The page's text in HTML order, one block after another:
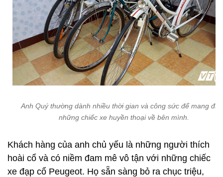
Anh Quý thường dành nhiều thời gian và công sức để mang
những chiếc xe huyền thoại về bên mình.
Khách hàng của anh chủ yếu là những người thích
hoài cổ và có niềm đam mê vô tận với những chiếc
xe đạp cổ Peugeot. Họ sẵn sàng bỏ ra chục triệu,